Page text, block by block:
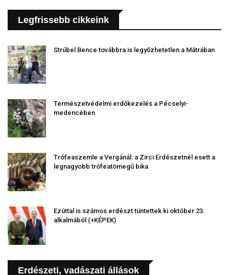
Legfrissebb cikkeink
Strúbel Bence továbbra is legyőzhetetlen a Mátrában
Természetvédelmi erdőkezelés a Pécselyi-
medencében
Trófeaszemle a Vergánál: a Zirci Erdészetnél esett a
legnagyobb trófeatömegű bika
Ezúttal is számos erdészt tüntettek ki október 23.
alkalmából (+KÉPEK)
Erdészeti, vadászati állások